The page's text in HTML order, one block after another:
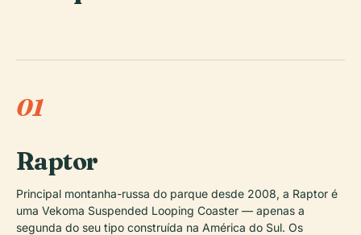
01
Raptor
Principal montanha-russa do parque desde 2008, a Raptor é
uma Vekoma Suspended Looping Coaster — apenas a
segunda do seu tipo construída na América do Sul. Os